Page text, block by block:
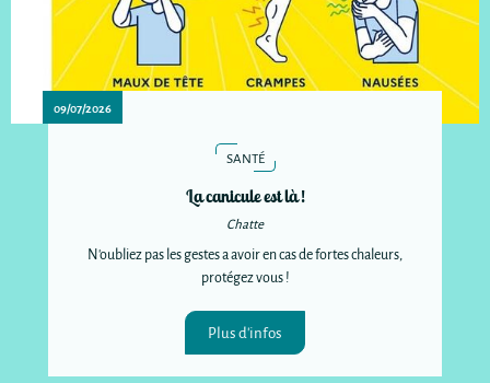
09/07/2026
SANTÉ
La canicule est là !
Chatte
N'oubliez pas les gestes a avoir en cas de fortes chaleurs,
protégez vous !
Plus d'infos